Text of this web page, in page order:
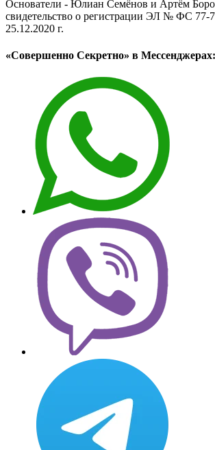
Основатели - Юлиан Семёнов и Артём
свидетельство о регистрации ЭЛ № ФС 77-
25.12.2020 г.
«Совершенно Секретно» в Мессенджерах: